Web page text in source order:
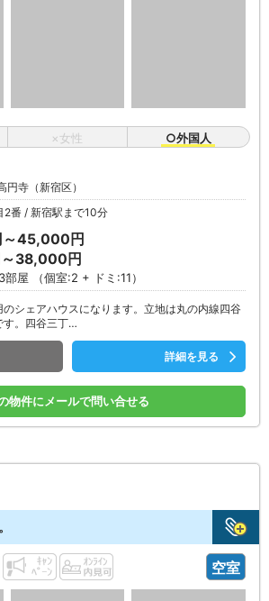
×女性 ○外国人
円寺（新宿区）
2番
新宿駅まで10分
45,000円
38,000円
部屋 （個室:2 + ドミ:11）
シェアハウスになります。立地は丸の内線四谷
す。四谷三丁…
詳細を見る
物件にメールで問い合せる
空室